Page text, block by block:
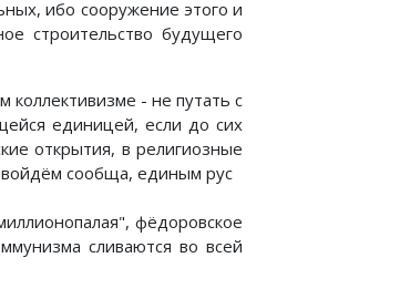
ибо сооружение этого и
строительство будущего
коллективизме - не путать с
единицей, если до сих
открытия, в религиозные
войдём сообща, единым рус
фёдоровское
сливаются во всей